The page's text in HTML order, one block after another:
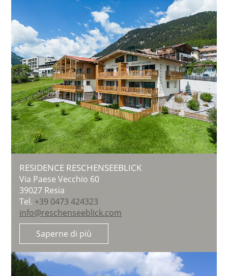
RESIDENCE RESCHENSEEBLICK
Via Paese Vecchio 60
39027 Resia
Tel.+39 0473 424323
info@reschenseeblick.com
Saperne di più